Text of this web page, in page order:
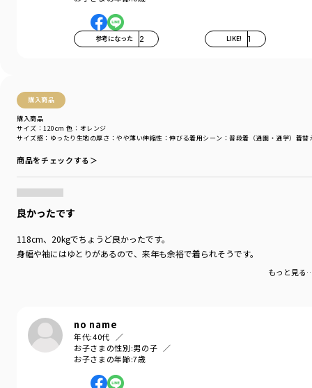
参考になった 2 LIKE! 1
購入商品
購入商品
サイズ感 ：ゆったり 生地の厚さ ：やや薄い伸縮性 ：伸びる着用シーン ：普段着（通園・通学） 着替
サイズ：120cm 色：オレンジ
商品をチェックする＞
良かったです
118cm、20kgでちょうど良かったです。
身幅や袖にはゆとりがあるので、来年も余裕で着られそうです。
もっと見る
no name
年代:40代
お子さまの性別:男の子
お子さまの年齢:7歳